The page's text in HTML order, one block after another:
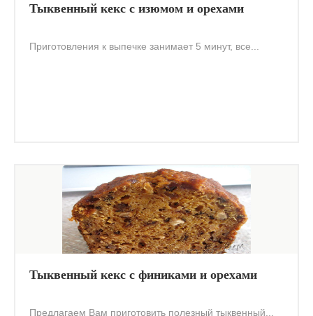
Тыквенный кекс с изюмом и орехами
Приготовления к выпечке занимает 5 минут, все...
Тыквенный кекс с финиками и орехами
Предлагаем Вам приготовить полезный тыквенный...